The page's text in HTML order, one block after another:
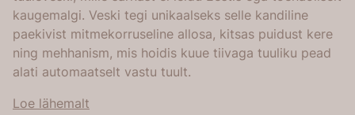
kaugemalgi. Veski tegi unikaalseks selle kandiline
paekivist mitmekorruseline allosa, kitsas puidust kere
ning mehhanism, mis hoidis kuue tiivaga tuuliku pead
alati automaatselt vastu tuult.
Loe lähemalt